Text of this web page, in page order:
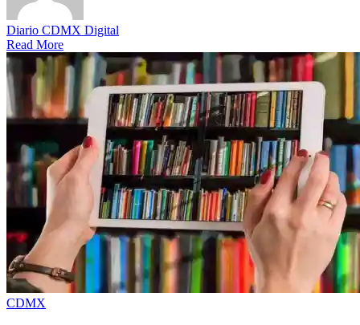
Diario CDMX Digital
Read More
CDMX